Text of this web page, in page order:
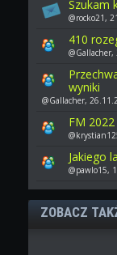
Szukam
@rocko21,
410
wyniki
@Gallacher,
FM 2022
Jakiego
@pawlo15,
ZOBACZ